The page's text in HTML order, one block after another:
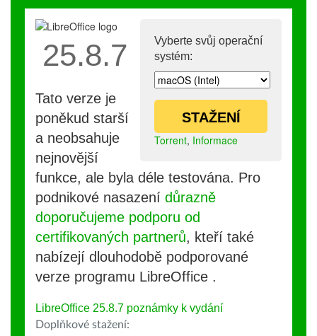
Vyberte svůj operační
systém:
STAŽENÍ
Torrent, Informace
25.8.7
Tato verze je
poněkud starší
a neobsahuje
nejnovější
funkce, ale byla déle testována. Pro
podnikové nasazení důrazně
doporučujeme podporu od
certifikovaných partnerů, kteří také
nabízejí dlouhodobě podporované
verze programu LibreOffice .
LibreOffice 25.8.7 poznámky k vydání
Doplňkové stažení: